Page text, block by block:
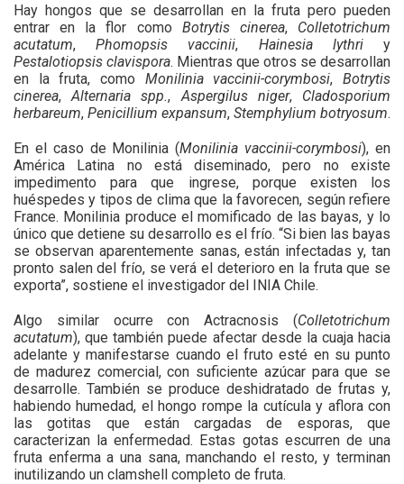
Hay hongos que se desarrollan en la fruta pero pueden
entrar en la flor como Botrytis cinerea, Colletotrichum
acutatum,Phomopsis vaccinii, Hainesia lythriy
Pestalotiopsis clavispora. Mientras que otros se desarrollan
en la fruta, como Monilinia vaccinii-corymbosi,Botrytis
cinerea,Alternaria spp., Aspergilus niger, Cladosporium
herbareum, Penicillium expansum, Stemphylium botryosum.
En el caso de Monilinia (Monilinia vaccinii-corymbosi), en
América Latina no está diseminado, pero no existe
impedimento para que ingrese, porque existen los
huéspedes y tipos de clima que la favorecen, según refiere
France. Monilinia produce el momificado de las bayas, y lo
único que detiene su desarrollo es el frío. “Si bien las bayas
se observan aparentemente sanas, están infectadas y, tan
pronto salen del frío, se verá el deterioro en la fruta que se
exporta”, sostiene el investigador del INIA Chile.
Algo similar ocurre con Actracnosis (Colletotrichum
acutatum), que también puede afectar desde la cuaja hacia
adelante y manifestarse cuando el fruto esté en su punto
de madurez comercial, con suficiente azúcar para que se
desarrolle. También se produce deshidratado de frutas y,
habiendo humedad, el hongo rompe la cutícula y aflora con
las gotitas que están cargadas de esporas, que
caracterizan la enfermedad. Estas gotas escurren de una
fruta enferma a una sana, manchando el resto, y terminan
inutilizando un clamshell completo de fruta.